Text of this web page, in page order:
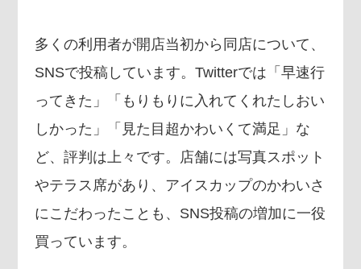
多くの利用者が開店当初から同店について、
SNSで投稿しています。Twitterでは「早速行
ってきた」「もりもりに入れてくれたしおい
しかった」「見た目超かわいくて満足」な
ど、評判は上々です。店舗には写真スポット
やテラス席があり、アイスカップのかわいさ
にこだわったことも、SNS投稿の増加に一役
買っています。